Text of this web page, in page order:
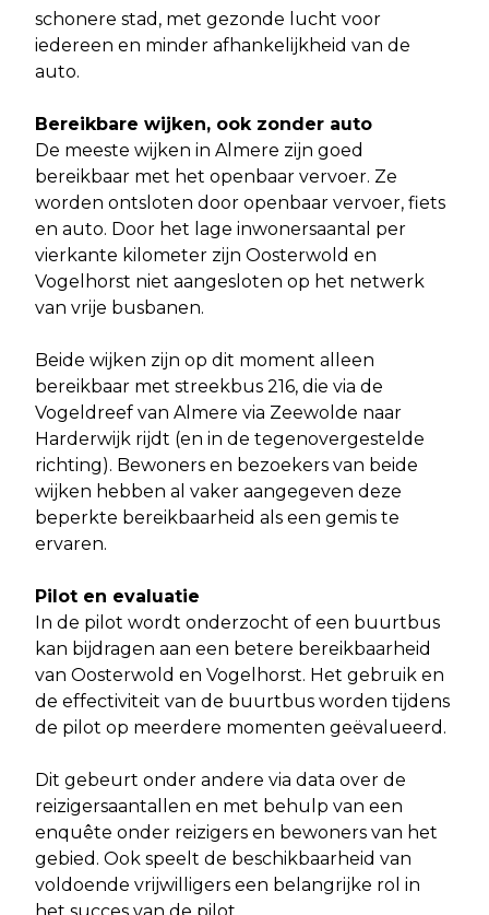
schonere stad, met gezonde lucht voor
iedereen en minder afhankelijkheid van de
auto.
Bereikbare wijken, ook zonder auto
De meeste wijken in Almere zijn goed
bereikbaar met het openbaar vervoer. Ze
worden ontsloten door openbaar vervoer, fiets
en auto. Door het lage inwonersaantal per
vierkante kilometer zijn Oosterwold en
Vogelhorst niet aangesloten op het netwerk
van vrije busbanen.
Beide wijken zijn op dit moment alleen
bereikbaar met streekbus 216, die via de
Vogeldreef van Almere via Zeewolde naar
Harderwijk rijdt (en in de tegenovergestelde
richting). Bewoners en bezoekers van beide
wijken hebben al vaker aangegeven deze
beperkte bereikbaarheid als een gemis te
ervaren.
Pilot en evaluatie
In de pilot wordt onderzocht of een buurtbus
kan bijdragen aan een betere bereikbaarheid
van Oosterwold en Vogelhorst. Het gebruik en
de effectiviteit van de buurtbus worden tijdens
de pilot op meerdere momenten geëvalueerd.
Dit gebeurt onder andere via data over de
reizigersaantallen en met behulp van een
enquête onder reizigers en bewoners van het
gebied. Ook speelt de beschikbaarheid van
voldoende vrijwilligers een belangrijke rol in